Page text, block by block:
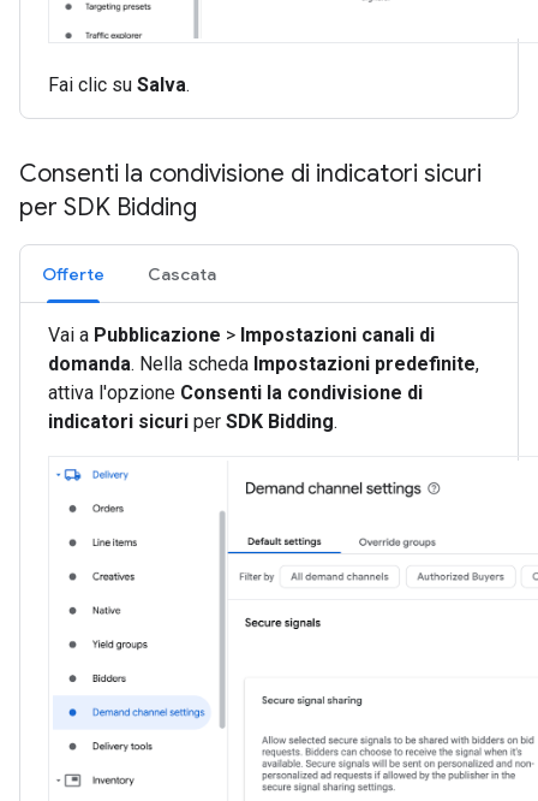
Fai clic su Salva.
Consenti la condivisione di indicatori sicuri
per SDK Bidding
Offerte Cascata
Vai a Pubblicazione > Impostazioni canali di
domanda. Nella scheda Impostazioni predefinite,
attiva l'opzione Consenti la condivisione di
indicatori sicuri per SDK Bidding.